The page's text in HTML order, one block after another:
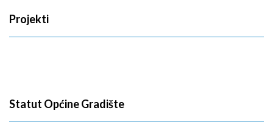
Projekti
Statut Općine Gradište